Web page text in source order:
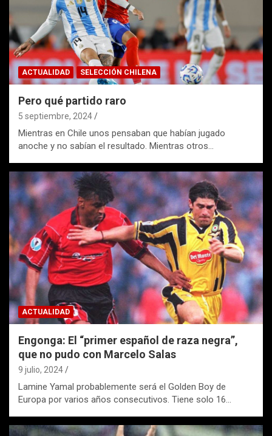
ACTUALIDAD SELECCIÓN CHILENA
Pero qué partido raro
5 septiembre, 2024
Mientras en Chile unos pensaban que habían jugado
anoche y no sabían el resultado. Mientras otros…
ACTUALIDAD
Engonga: El “primer español de raza negra”,
que no pudo con Marcelo Salas
9 julio, 2024
Lamine Yamal probablemente será el Golden Boy de
Europa por varios años consecutivos. Tiene solo 16…